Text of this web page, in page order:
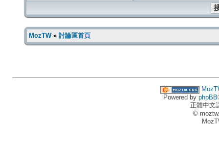
MozTW» 討論區首頁
Powered by phpBB
正體中文
©